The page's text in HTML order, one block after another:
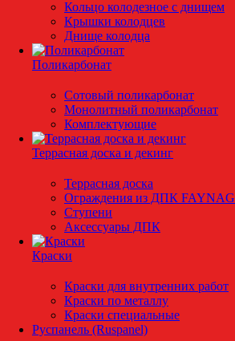
Кольцо колодезное с днищем
Крышки колодцев
Днище колодца
Поликарбонат
Сотовый поликарбонат
Монолитный поликарбонат
Комплектующие
Террасная доска и декинг
Террасная доска
Ограждения из ДПК FAYNAG
Ступени
Аксессуары ДПК
Краски
Краски для внутренних работ
Краски по металлу
Краски специальные
Руспанель (Ruspanel)